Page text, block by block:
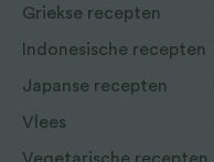
Griekse recepten
Indonesische recepten
Japanse recepten
Vlees